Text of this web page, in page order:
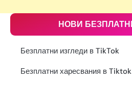
НОВИ
Безплатни изгледи в TikTok
Безплатни харесвания в Tiktok